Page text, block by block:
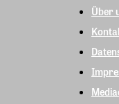
Über